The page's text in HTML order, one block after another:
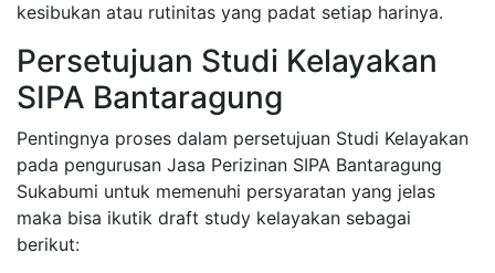
kesibukan atau rutinitas yang padat setiap harinya.
Persetujuan Studi Kelayakan
SIPA Bantaragung
Pentingnya proses dalam persetujuan Studi Kelayakan
pada pengurusan Jasa Perizinan SIPA Bantaragung
Sukabumi untuk memenuhi persyaratan yang jelas
maka bisa ikutik draft study kelayakan sebagai
berikut: